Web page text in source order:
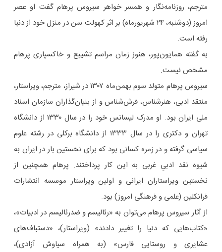
مترجم، روزنامه‌نگار و همسر خواهر سیروس پرهام گفت او عصر
امروز (دوشنبه، ۲۴ شهریورماه) بر اثر کهولت سن در منزل خود از دنیا
رفته است.
به گفته همایون‌پور، هنوز زمان مراسم تشییع و خاکسپاری پرهام
مشخص نیست.
سیروس پرهام متولد سوم بهمن‌ماه ۱۳۰۷ در شیراز، مترجم، ویراستار،
منتقد ادبی، هنرشناس، فرش‌شناس و از بنیان‌گذاران سازمان اسناد
ملی ایران بود. او مدرک لیسانس خود را در سال ۱۳۳۰ از دانشگاه
تهران و دکتری را در سال ۱۳۳۳ از دانشگاه برکلی در رشته علوم
سیاسی گرفته و در زمره کسانی بود که برای نخستین بار در ایران به
شیوه نقد ادبیِ غربی به این کار پرداختند. پرهام همچنین از
نخستین ویراستاران ایرانی و اولین ویراستار موسسه انتشارات
فرانکلین (علمی و فرهنگی امروز) بود.
از آثار سیروس پرهام می‌توان به «رئالیسم و ضدرئالیسم در ادبیات»،
«کتاب‌هایی که دنیا را تغییر دادند» (ویراستار)، «دستباف‌های
عشایری و روستایی فارس» (به همراه سیاوش آزادی)،